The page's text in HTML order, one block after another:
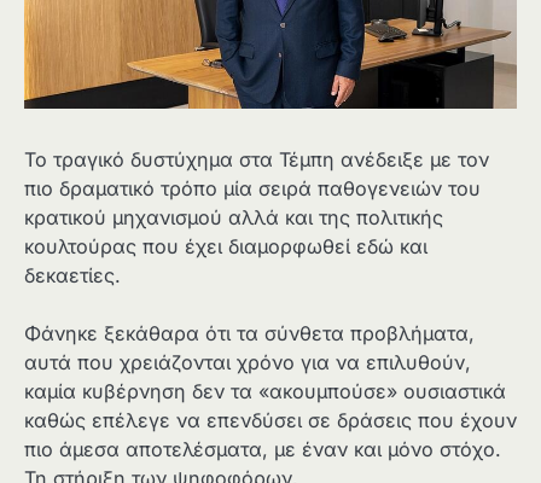
Το τραγικό δυστύχημα στα Τέμπη ανέδειξε με τον
πιο δραματικό τρόπο μία σειρά παθογενειών του
κρατικού μηχανισμού αλλά και της πολιτικής
κουλτούρας που έχει διαμορφωθεί εδώ και
δεκαετίες.
Φάνηκε ξεκάθαρα ότι τα σύνθετα προβλήματα,
αυτά που χρειάζονται χρόνο για να επιλυθούν,
καμία κυβέρνηση δεν τα «ακουμπούσε» ουσιαστικά
καθώς επέλεγε να επενδύσει σε δράσεις που έχουν
πιο άμεσα αποτελέσματα, με έναν και μόνο στόχο.